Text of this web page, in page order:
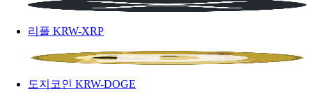
리플 KRW-XRP
도지코인 KRW-DOGE